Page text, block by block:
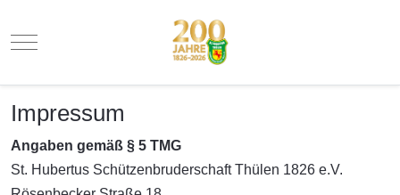
Mobile Menu Toggle
Impressum
Angaben gemäß § 5 TMG
St. Hubertus Schützenbruderschaft Thülen 1826 e.V.